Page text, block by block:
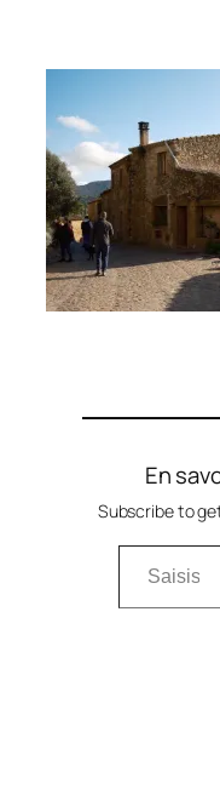
En
Subscribe to
Saisissez votre adresse e-mail…